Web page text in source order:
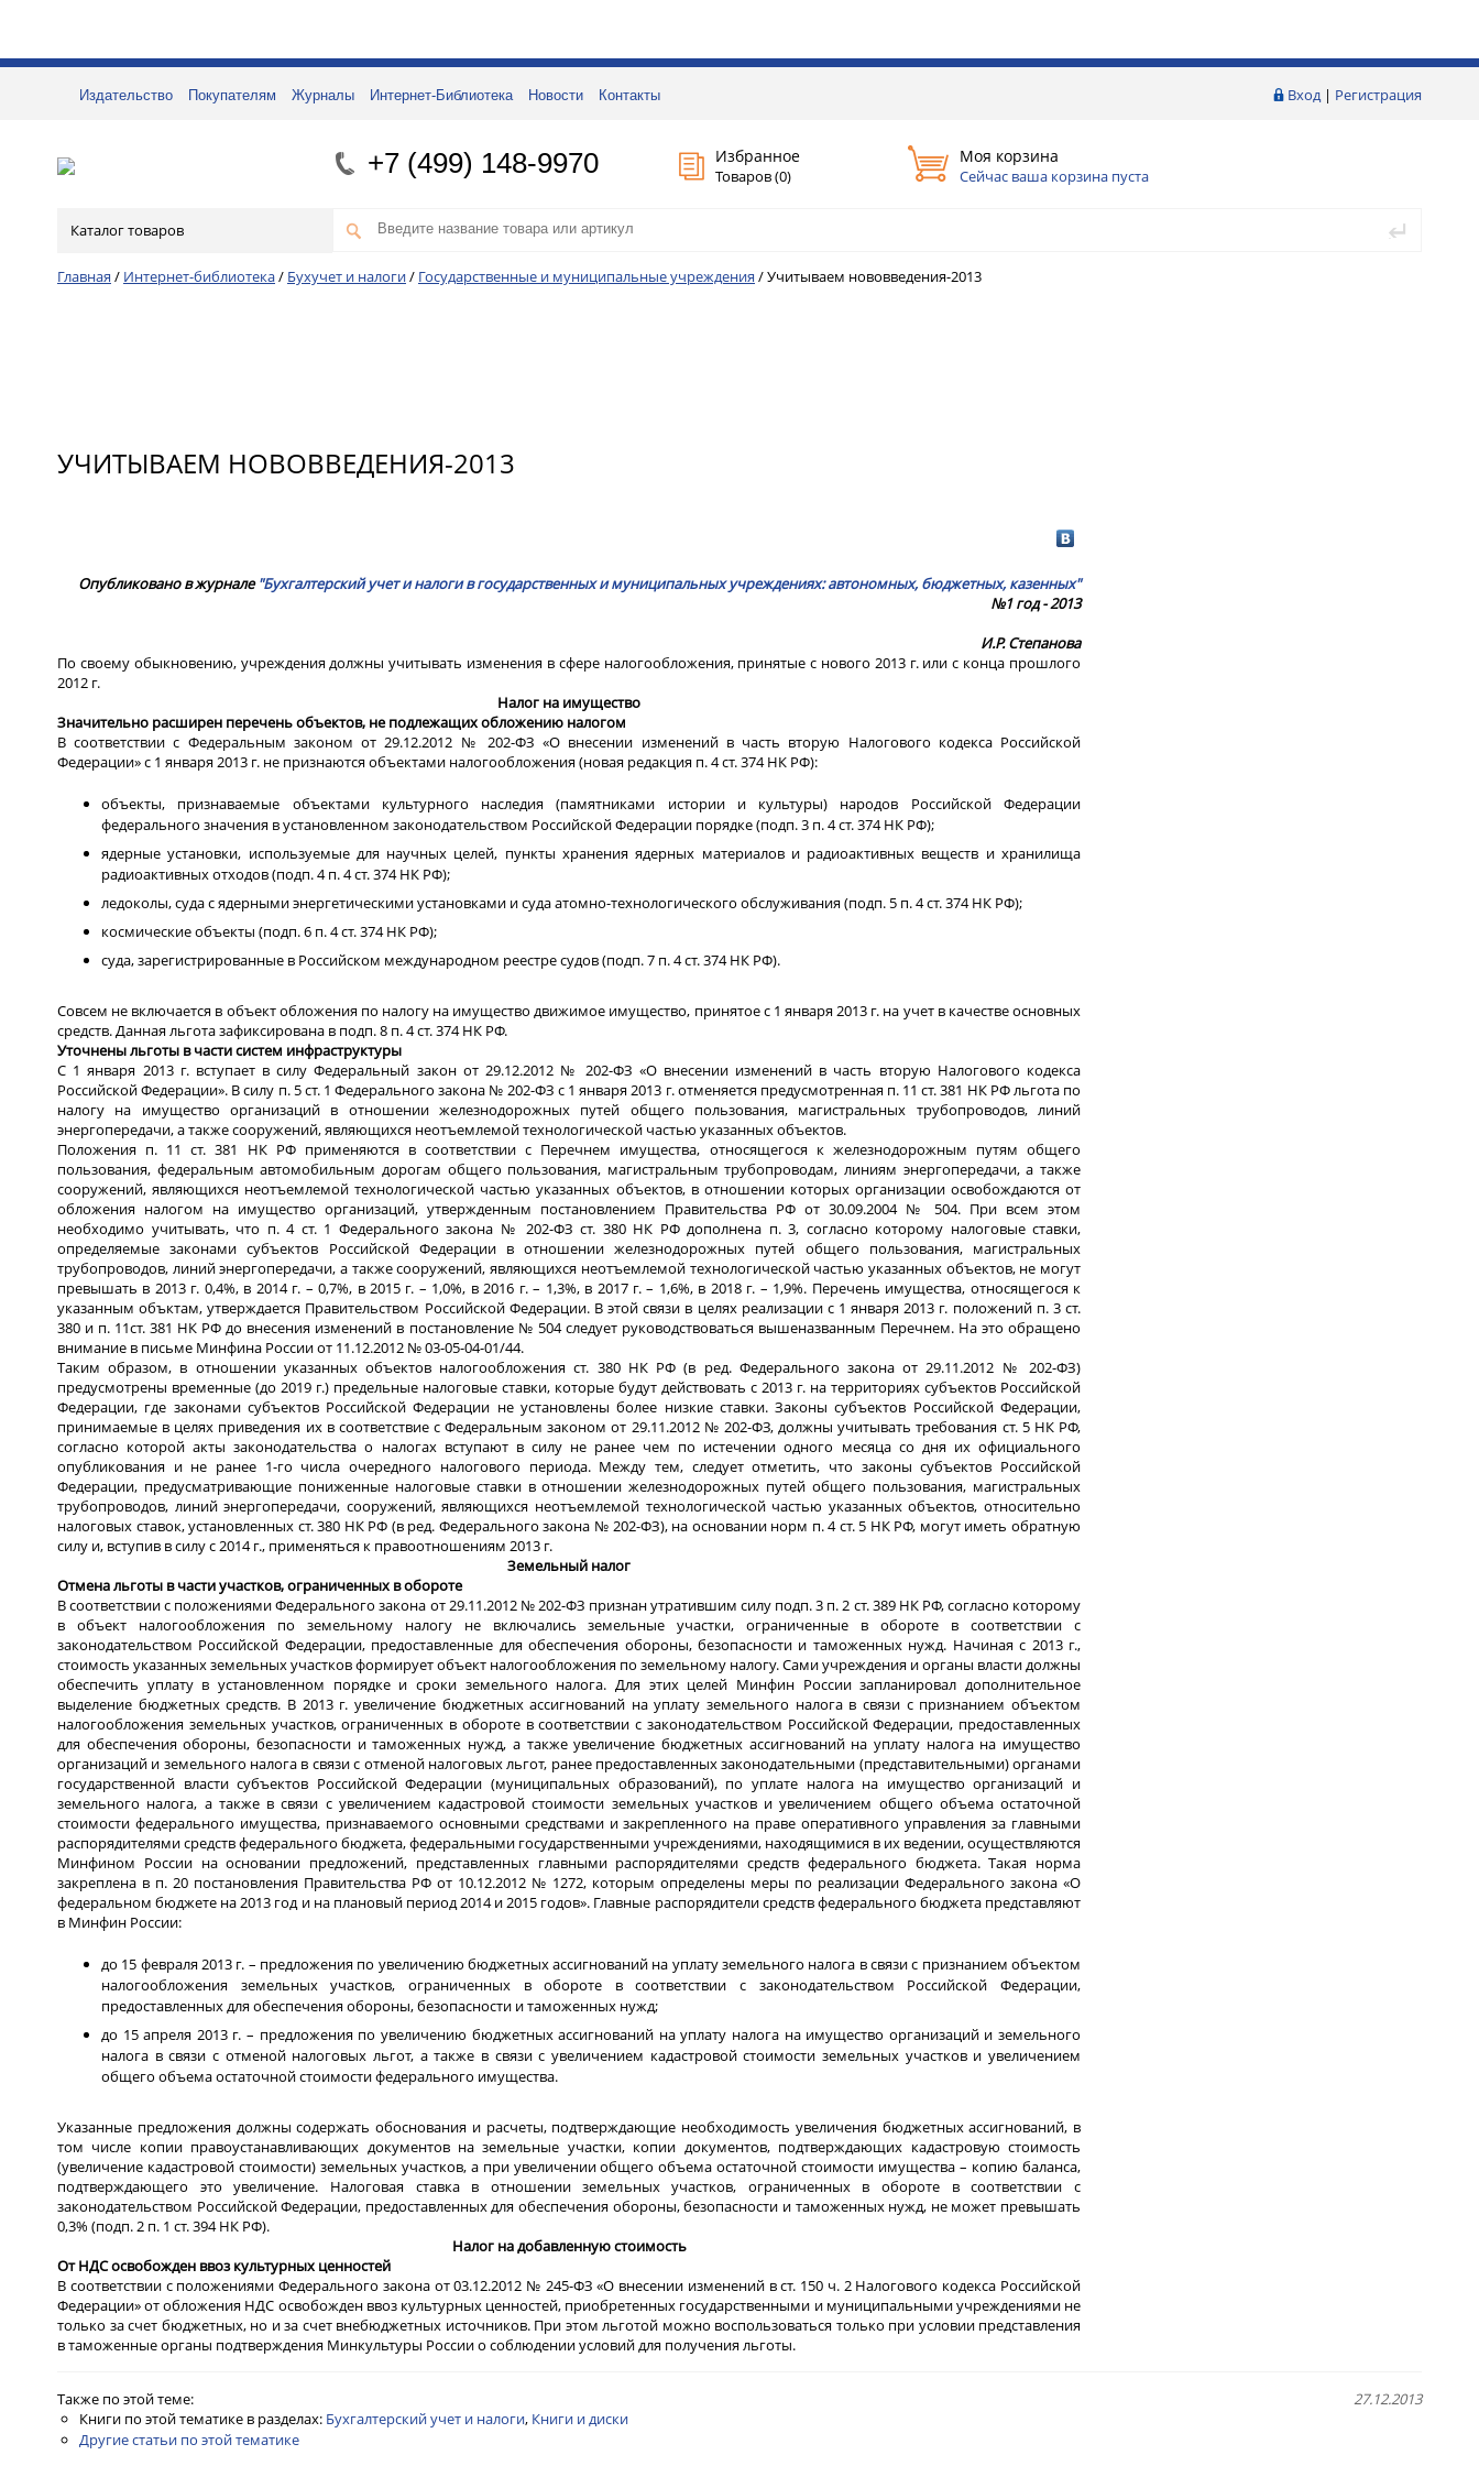
Вход| Регистрация
Издательство Покупателям Журналы Интернет-Библиотека Новости Контакты
+7 (499) 148-9970 Избранное
Товаров (0)
Моя корзина
Сейчас ваша корзина пуста
Каталог товаров
Главная / Интернет-библиотека/ Бухучет и налоги/ Государственные и муниципальные учреждения /Учитываем нововведения-2013
УЧИТЫВАЕМ НОВОВВЕДЕНИЯ-2013
Опубликовано в журнале"Бухгалтерский учет и налоги в государственных и муниципальных учреждениях: автономных, бюджетных, казенных"
№1 год - 2013
И.Р. Степанова
По своему обыкновению, учреждения должны учитывать изменения в сфере налогообложения, принятые с нового 2013 г. или с конца прошлого
2012 г.
Налог на имущество
Значительно расширен перечень объектов, не подлежащих обложению налогом
В соответствии с Федеральным законом от 29.12.2012 № 202-ФЗ «О внесении изменений в часть вторую Налогового кодекса Российской
Федерации» с 1 января 2013 г. не признаются объектами налогообложения (новая редакция п. 4 ст. 374 НК РФ):
объекты, признаваемые объектами культурного наследия (памятниками истории и культуры) народов Российской Федерации
федерального значения в установленном законодательством Российской Федерации порядке (подп. 3 п. 4 ст. 374 НК РФ);
ядерные установки, используемые для научных целей, пункты хранения ядерных материалов и радиоактивных веществ и хранилища
радиоактивных отходов (подп. 4 п. 4 ст. 374 НК РФ);
ледоколы, суда с ядерными энергетическими установками и суда атомно-технологического обслуживания (подп. 5 п. 4 ст. 374 НК РФ);
космические объекты (подп. 6 п. 4 ст. 374 НК РФ);
суда, зарегистрированные в Российском международном реестре судов (подп. 7 п. 4 ст. 374 НК РФ).
Совсем не включается в объект обложения по налогу на имущество движимое имущество, принятое с 1 января 2013 г. на учет в качестве основных
средств. Данная льгота зафиксирована в подп. 8 п. 4 ст. 374 НК РФ.
Уточнены льготы в части систем инфраструктуры
С 1 января 2013 г. вступает в силу Федеральный закон от 29.12.2012 № 202-ФЗ «О внесении изменений в часть вторую Налогового кодекса
Российской Федерации». В силу п. 5 ст. 1 Федерального закона № 202-ФЗ с 1 января 2013 г. отменяется предусмотренная п. 11 ст. 381 НК РФ льгота по
налогу на имущество организаций в отношении железнодорожных путей общего пользования, магистральных трубопроводов, линий
энергопередачи, а также сооружений, являющихся неотъемлемой технологической частью указанных объектов.
Положения п. 11 ст. 381 НК РФ применяются в соответствии с Перечнем имущества, относящегося к железнодорожным путям общего
пользования, федеральным автомобильным дорогам общего пользования, магистральным трубопроводам, линиям энергопередачи, а также
сооружений, являющихся неотъемлемой технологической частью указанных объектов, в отношении которых организации освобождаются от
обложения налогом на имущество организаций, утвержденным постановлением Правительства РФ от 30.09.2004 № 504. При всем этом
необходимо учитывать, что п. 4 ст. 1 Федерального закона № 202-ФЗ ст. 380 НК РФ дополнена п. 3, согласно которому налоговые ставки,
определяемые законами субъектов Российской Федерации в отношении железнодорожных путей общего пользования, магистральных
трубопроводов, линий энергопередачи, а также сооружений, являющихся неотъемлемой технологической частью указанных объектов, не могут
превышать в 2013 г. 0,4%, в 2014 г. – 0,7%, в 2015 г. – 1,0%, в 2016 г. – 1,3%, в 2017 г. – 1,6%, в 2018 г. – 1,9%. Перечень имущества, относящегося к
указанным объктам, утверждается Правительством Российской Федерации. В этой связи в целях реализации с 1 января 2013 г. положений п. 3 ст.
380 и п. 11ст. 381 НК РФ до внесения изменений в постановление № 504 следует руководствоваться вышеназванным Перечнем. На это обращено
внимание в письме Минфина России от 11.12.2012 № 03-05-04-01/44.
Таким образом, в отношении указанных объектов налогообложения ст. 380 НК РФ (в ред. Федерального закона от 29.11.2012 № 202-ФЗ)
предусмотрены временные (до 2019 г.) предельные налоговые ставки, которые будут действовать с 2013 г. на территориях субъектов Российской
Федерации, где законами субъектов Российской Федерации не установлены более низкие ставки. Законы субъектов Российской Федерации,
принимаемые в целях приведения их в соответствие с Федеральным законом от 29.11.2012 № 202-ФЗ, должны учитывать требования ст. 5 НК РФ,
согласно которой акты законодательства о налогах вступают в силу не ранее чем по истечении одного месяца со дня их официального
опубликования и не ранее 1-го числа очередного налогового периода. Между тем, следует отметить, что законы субъектов Российской
Федерации, предусматривающие пониженные налоговые ставки в отношении железнодорожных путей общего пользования, магистральных
трубопроводов, линий энергопередачи, сооружений, являющихся неотъемлемой технологической частью указанных объектов, относительно
налоговых ставок, установленных ст. 380 НК РФ (в ред. Федерального закона № 202-ФЗ), на основании норм п. 4 ст. 5 НК РФ, могут иметь обратную
силу и, вступив в силу с 2014 г., применяться к правоотношениям 2013 г.
Земельный налог
Отмена льготы в части участков, ограниченных в обороте
В соответствии с положениями Федерального закона от 29.11.2012 № 202-ФЗ признан утратившим силу подп. 3 п. 2 ст. 389 НК РФ, согласно которому
в объект налогообложения по земельному налогу не включались земельные участки, ограниченные в обороте в соответствии с
законодательством Российской Федерации, предоставленные для обеспечения обороны, безопасности и таможенных нужд. Начиная с 2013 г.,
стоимость указанных земельных участков формирует объект налогообложения по земельному налогу. Сами учреждения и органы власти должны
обеспечить уплату в установленном порядке и сроки земельного налога. Для этих целей Минфин России запланировал дополнительное
выделение бюджетных средств. В 2013 г. увеличение бюджетных ассигнований на уплату земельного налога в связи с признанием объектом
налогообложения земельных участков, ограниченных в обороте в соответствии с законодательством Российской Федерации, предоставленных
для обеспечения обороны, безопасности и таможенных нужд, а также увеличение бюджетных ассигнований на уплату налога на имущество
организаций и земельного налога в связи с отменой налоговых льгот, ранее предоставленных законодательными (представительными) органами
государственной власти субъектов Российской Федерации (муниципальных образований), по уплате налога на имущество организаций и
земельного налога, а также в связи с увеличением кадастровой стоимости земельных участков и увеличением общего объема остаточной
стоимости федерального имущества, признаваемого основными средствами и закрепленного на праве оперативного управления за главными
распорядителями средств федерального бюджета, федеральными государственными учреждениями, находящимися в их ведении, осуществляются
Минфином России на основании предложений, представленных главными распорядителями средств федерального бюджета. Такая норма
закреплена в п. 20 постановления Правительства РФ от 10.12.2012 № 1272, которым определены меры по реализации Федерального закона «О
федеральном бюджете на 2013 год и на плановый период 2014 и 2015 годов». Главные распорядители средств федерального бюджета представляют
в Минфин России:
до 15 февраля 2013 г. – предложения по увеличению бюджетных ассигнований на уплату земельного налога в связи с признанием объектом
налогообложения земельных участков, ограниченных в обороте в соответствии с законодательством Российской Федерации,
предоставленных для обеспечения обороны, безопасности и таможенных нужд;
до 15 апреля 2013 г. – предложения по увеличению бюджетных ассигнований на уплату налога на имущество организаций и земельного
налога в связи с отменой налоговых льгот, а также в связи с увеличением кадастровой стоимости земельных участков и увеличением
общего объема остаточной стоимости федерального имущества.
Указанные предложения должны содержать обоснования и расчеты, подтверждающие необходимость увеличения бюджетных ассигнований, в
том числе копии правоустанавливающих документов на земельные участки, копии документов, подтверждающих кадастровую стоимость
(увеличение кадастровой стоимости) земельных участков, а при увеличении общего объема остаточной стоимости имущества – копию баланса,
подтверждающего это увеличение. Налоговая ставка в отношении земельных участков, ограниченных в обороте в соответствии с
законодательством Российской Федерации, предоставленных для обеспечения обороны, безопасности и таможенных нужд, не может превышать
0,3% (подп. 2 п. 1 ст. 394 НК РФ).
Налог на добавленную стоимость
От НДС освобожден ввоз культурных ценностей
В соответствии с положениями Федерального закона от 03.12.2012 № 245-ФЗ «О внесении изменений в ст. 150 ч. 2 Налогового кодекса Российской
Федерации» от обложения НДС освобожден ввоз культурных ценностей, приобретенных государственными и муниципальными учреждениями не
только за счет бюджетных, но и за счет внебюджетных источников. При этом льготой можно воспользоваться только при условии представления
в таможенные органы подтверждения Минкультуры России о соблюдении условий для получения льготы.
27.12.2013
Также по этой теме:
Книги по этой тематике в разделах: Бухгалтерский учет и налоги, Книги и диски
Другие статьи по этой тематике